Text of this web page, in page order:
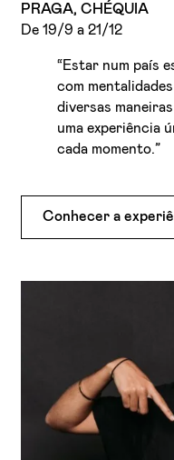
PRAGA, CHÉQUIA
De 19/9 a 21/12
“Estar num país
com
diversas
uma experiência
cada momento.”
Conhecer a